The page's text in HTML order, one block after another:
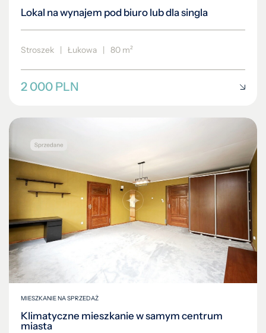
Lokal na wynajem pod biuro lub dla singla
Stroszek | Łukowa | 80 m²
2 000 PLN
MIESZKANIE NA SPRZEDAŻ
Klimatyczne mieszkanie w samym centrum
miasta